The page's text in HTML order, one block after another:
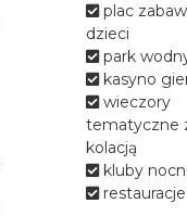
plac
dzieci
park
kasyno
wieczory
tematyczne
kolacją
kluby
restauracje